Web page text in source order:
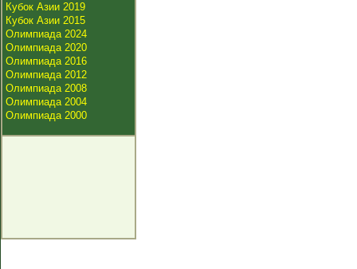
Кубок Азии 2019
Кубок Азии 2015
Олимпиада 2024
Олимпиада 2020
Олимпиада 2016
Олимпиада 2012
Олимпиада 2008
Олимпиада 2004
Олимпиада 2000